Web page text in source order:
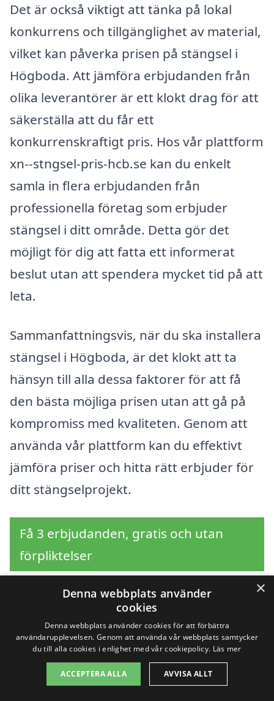
Det är också viktigt att tänka på lokal
konkurrens och tillgänglighet av material,
vilket kan påverka prisen på stängsel i
Högboda. Att jämföra erbjudanden från
olika leverantörer är ett klokt drag för att
säkerställa att du får ett
konkurrenskraftigt pris. Hos vår plattform
xn--stngsel-pris-hcb.se kan du enkelt
samla in flera erbjudanden från
professionella företag som erbjuder
stängsel i ditt område. Detta gör det
möjligt för dig att fatta ett informerat
beslut utan att spendera mycket tid på att
leta.
Sammanfattningsvis, när du ska installera
stängsel i Högboda, är det klokt att ta
hänsyn till alla dessa faktorer för att få
den bästa möjliga prisen utan att gå på
kompromiss med kvaliteten. Genom att
använda vår plattform kan du effektivt
jämföra priser och hitta rätt erbjuder för
ditt stängselprojekt.
Få 3 erbjudanden, gratis och utan
förpliktelser
Sök efter en
professionell för
stängsel i andra städer
×
Denna webbplats använder
cookies
Denna webbplats använder cookies för att förbättra
användarupplevelsen. Genom att använda vår webbplats samtycker
du till alla cookies i enlighet med vår cookiepolicy. Läs mer
ACCEPTERA ALLA AVVISA ALLT